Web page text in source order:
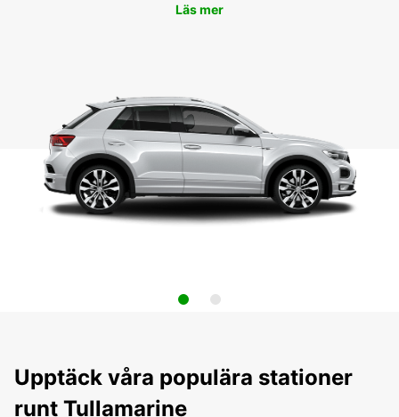
Läs mer
Upptäck våra populära stationer
runt Tullamarine